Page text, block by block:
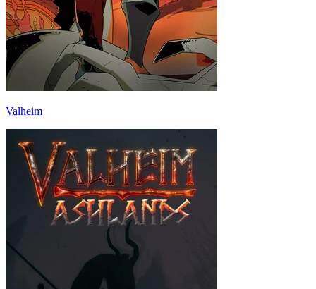
Valheim